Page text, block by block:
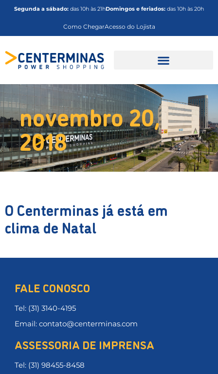
Segunda a sábado: das 10h às 21hDomingos e feriados: das 10h às 20h
Como ChegarAcesso do Lojista
novembro 20,
2018
O Centerminas já está em
clima de Natal
FALE CONOSCO
Tel: (31) 3140-4195
Email: contato@centerminas.com
ASSESSORIA DE IMPRENSA
Tel: (31) 98455-8458